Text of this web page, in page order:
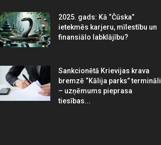
2025. gads: Kā “Čūska”
ietekmēs karjeru, mīlestību un
finansiālo labklājību?
Sankcionētā Krievijas krava
bremzē “Kālija parks” termināli
– uzņēmums pieprasa
tiesības...